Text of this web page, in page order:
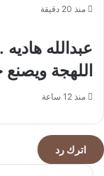
منذ 20 دقيقة
عبدالله
اللهجة
منذ 12 ساعة
اترك رد